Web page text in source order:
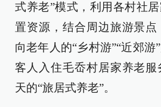
式养老”模式，利用各村社
置资源，结合周边旅游景
向老年人的“乡村游”“近郊游
客人入住毛岙村居家养老
天的“旅居式养老”。